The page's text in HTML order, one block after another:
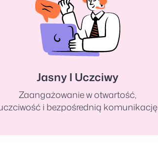
Jasny I Uczciwy
Zaangażowanie w otwartość,
i bezpośrednią komunikację